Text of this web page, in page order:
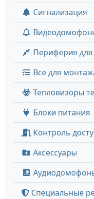
Сигнализация
Периферия для
Все для
Тепловизоры
Блоки питания
Контроль
Аксессуары
Специальные